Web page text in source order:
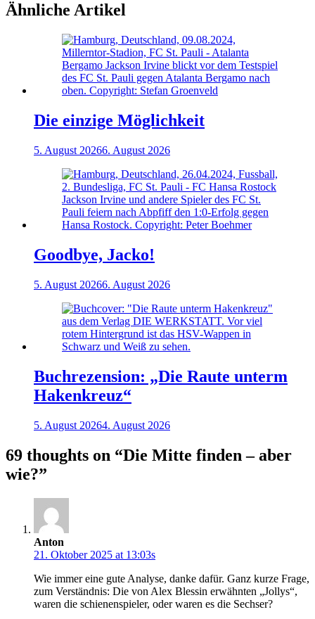
Ähnliche Artikel
Die einzige Möglichkeit
5. August 20266. August 2026
Goodbye, Jacko!
5. August 20266. August 2026
Buchrezension: „Die Raute unterm
Hakenkreuz“
5. August 20264. August 2026
69 thoughts on “Die Mitte finden – aber
wie?”
Anton
21. Oktober 2025 at 13:03s
Wie immer eine gute Analyse, danke dafür. Ganz kurze Frage,
zum Verständnis: Die von Alex Blessin erwähnten „Jollys“,
waren die schienenspieler, oder waren es die Sechser?